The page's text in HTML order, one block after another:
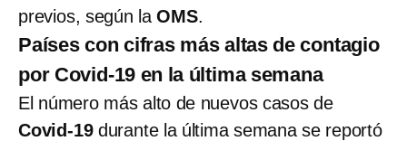
previos, según laOMS.
Países con cifras más altas de contagio
por Covid-19 en la última semana
El número más alto de nuevos casos de
Covid-19durante la última semana se reportó